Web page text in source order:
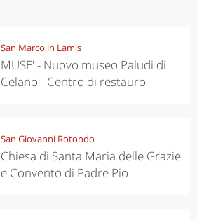
San Marco in Lamis
MUSE' - Nuovo museo Paludi di
Celano - Centro di restauro
San Giovanni Rotondo
Chiesa di Santa Maria delle Grazie
e Convento di Padre Pio